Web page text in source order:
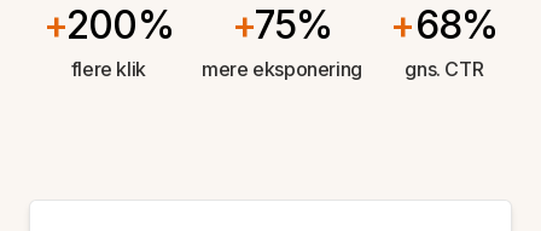
+200%
flere klik
+75%
mere eksponering
+68%
gns. CTR